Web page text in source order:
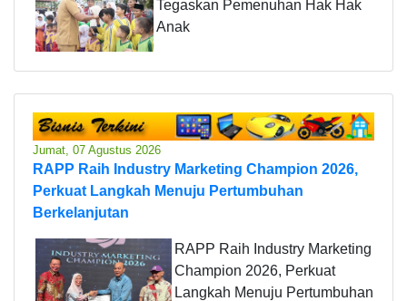
Tegaskan Pemenuhan Hak Hak
Anak
Jumat, 07 Agustus 2026
RAPP Raih Industry Marketing Champion 2026,
Perkuat Langkah Menuju Pertumbuhan
Berkelanjutan
RAPP Raih Industry Marketing
Champion 2026, Perkuat
Langkah Menuju Pertumbuhan